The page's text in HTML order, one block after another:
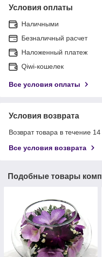
Условия оплаты
Наличными
Безналичный расчет
Наложенный платеж
Qiwi-кошелек
Все условия оплаты
Условия возврата
Возврат товара в течение
Все условия возврата
Подобные товары